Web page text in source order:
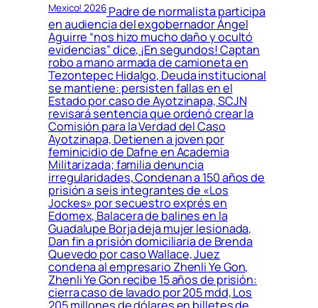
Mexico! 2026Padre de normalista participa
en audiencia del exgobernador Ángel
Aguirre “nos hizo mucho daño y ocultó
evidencias” dice, ¡En segundos! Captan
robo a mano armada de camioneta en
Tezontepec Hidalgo, Deuda institucional
se mantiene: persisten fallas en el
Estado por caso de Ayotzinapa, SCJN
revisará sentencia que ordenó crear la
Comisión para la Verdad del Caso
Ayotzinapa, Detienen a joven por
feminicidio de Dafne en Academia
Militarizada; familia denuncia
irregularidades, Condenan a 150 años de
prisión a seis integrantes de «Los
Jockes» por secuestro exprés en
Edomex, Balacera de balines en la
Guadalupe Borja deja mujer lesionada,
Dan fin a prisión domiciliaria de Brenda
Quevedo por caso Wallace, Juez
condena al empresario Zhenli Ye Gon,
Zhenli Ye Gon recibe 15 años de prisión:
cierra caso de lavado por 205 mdd, Los